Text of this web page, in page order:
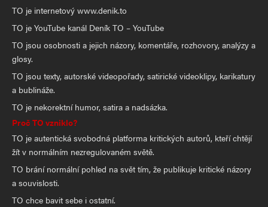
TO je internetový www.denik.to
TO je YouTube kanál Deník TO – YouTube
TO jsou osobnosti a jejich názory, komentáře, rozhovory, analýzy a
glosy.
TO jsou texty, autorské videopořady, satirické videoklipy, karikatury
a bublináže.
TO je nekorektní humor, satira a nadsázka.
Proč TO vzniklo?
TO je autentická svobodná platforma kritických autorů, kteří chtějí
žít v normálním nezregulovaném světě.
TO brání normální pohled na svět tím, že publikuje kritické názory
a souvislosti.
TO chce bavit sebe i ostatní.